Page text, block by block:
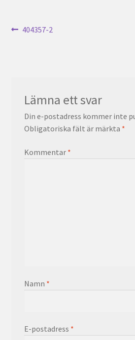
Inläggsnavigering
Föregående
404357-2
Lämna ett svar
Din e-postadress kommer inte
Obligatoriska fält är märkta *
Kommentar *
Namn *
E-postadress *